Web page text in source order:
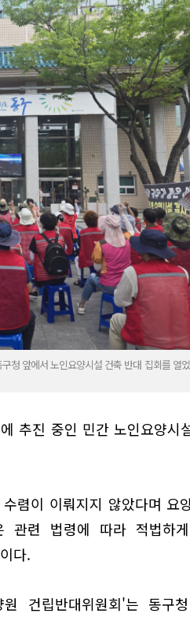
청 앞에서 노인요양시설 건축 반대 집회를 열
추진 중인 민간 노인요양시
렴이 이뤄지지 않았다며 요
관련 법령에 따라 적법하
다.
건립반대위원회'는 동구